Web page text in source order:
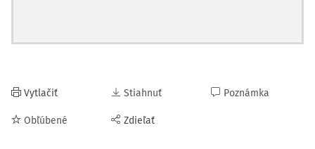
Vytlačiť
Obľúbené
Stiahnuť
Zdieľať
Poznámka